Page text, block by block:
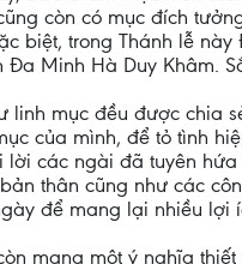
còn có mục đích
biệt, trong Thánh lễ
Minh Hà Duy Khâm.
linh mục đều được chia
của mình, để tỏ tình
lời các ngài đã tuyên
thân cũng như các
để mang lại nhiều lợi
mang một ý nghĩa